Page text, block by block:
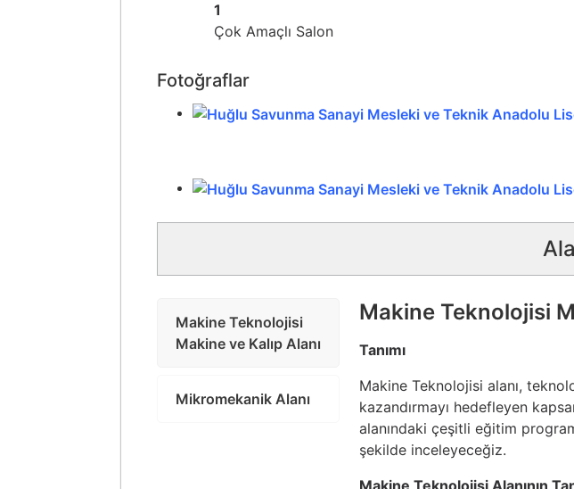
1
Çok Amaçlı Salon
Fotoğraflar
Makine Teknolojisi
Makine ve Kalıp Alanı
Mikromekanik Alanı
Makine Teknolojisi
Tanımı
Makine Teknolojisi alanı,
kazandırmayı hedefleyen
alanındaki çeşitli eğitim
şekilde inceleyeceğiz.
Makine Teknolojisi Alanının